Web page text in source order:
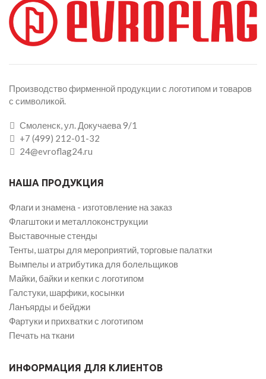
Производство фирменной продукции с логотипом и товаров
с символикой.
Смоленск, ул. Докучаева 9/1
+7 (499) 212-01-32
24@evroflag24.ru
НАША ПРОДУКЦИЯ
Флаги и знамена - изготовление на заказ
Флагштоки и металлоконструкции
Выставочные стенды
Тенты, шатры для мероприятий, торговые палатки
Вымпелы и атрибутика для болельщиков
Майки, байки и кепки с логотипом
Галстуки, шарфики, косынки
Ланъярды и бейджи
Фартуки и прихватки с логотипом
Печать на ткани
ИНФОРМАЦИЯ ДЛЯ КЛИЕНТОВ